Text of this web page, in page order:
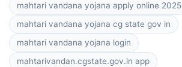
mahtari vandana yojana apply online 2025
mahtari vandana yojana cg state gov in
mahtari vandana yojana login
mahtarivandan.cgstate.gov.in app